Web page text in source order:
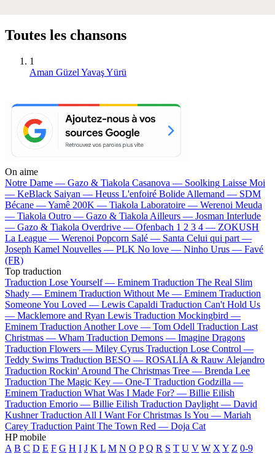
Toutes les chansons
1
Aman Güzel Yavaş Yürü
On aime
Notre Dame — Gazo & Tiakola Casanova — Soolking Laisse Moi
— KeBlack Saiyan — Heuss L'enfoiré Bolide Allemand — SDM
Bécane —Yamê 200K — Tiakola Laboratoire — Werenoi Meuda
— Tiakola Outro — Gazo & Tiakola Ailleurs — Josman Interlude
— Gazo & Tiakola Overdrive — Ofenbach 1 2 3 4 — ZOKUSH
La League — Werenoi Popcorn Salé — Santa Celui qui part —
Joseph Kamel Nouvelles — PLK No love — Ninho Urus — Favé
(FR)
Top traduction
Traduction Lose Yourself — Eminem Traduction The Real Slim
Shady — Eminem Traduction Without Me — Eminem Traduction
Someone You Loved — Lewis Capaldi Traduction Can't Hold Us
— Macklemore and Ryan Lewis Traduction Mockingbird —
Eminem Traduction Another Love — Tom Odell Traduction Last
Christmas — Wham Traduction Demons — Imagine Dragons
Traduction Flowers — Miley Cyrus Traduction Lose Control —
Teddy Swims Traduction BESO — ROSALÍA & Rauw Alejandro
Traduction Rockin' Around The Christmas Tree — Brenda Lee
Traduction The Magic Key — One-T Traduction Godzilla —
Eminem Traduction What Was I Made For? — Billie Eilish
Traduction Emorio — Billie Eilish Traduction Daylight — David
Kushner Traduction All I Want For Christmas Is You — Mariah
Carey Traduction Paint The Town Red — Doja Cat
HP mobile
A B C D E F G H I J K L M N O P Q R S T U V W X Y Z 0-9